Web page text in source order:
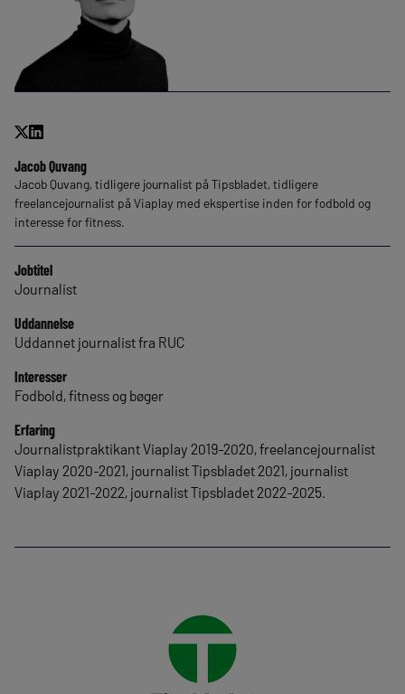
Jacob Quvang
Jacob Quvang, tidligere journalist på Tipsbladet, tidligere
freelancejournalist på Viaplay med ekspertise inden for fodbold og
interesse for fitness.
Jobtitel
Journalist
Uddannelse
Uddannet journalist fra RUC
Interesser
Fodbold, fitness og bøger
Erfaring
Journalistpraktikant Viaplay 2019-2020, freelancejournalist
Viaplay 2020-2021, journalist Tipsbladet 2021, journalist
Viaplay 2021-2022, journalist Tipsbladet 2022-2025.